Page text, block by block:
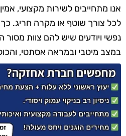
אנו מתחייבים לשירות מקצועי,
לכל צורך שוטף או מקרה חריג.
נפשי ויודעים שיש להם צוות
במצב מיטבי ובמראה אסתטי,
ותחרותיים.